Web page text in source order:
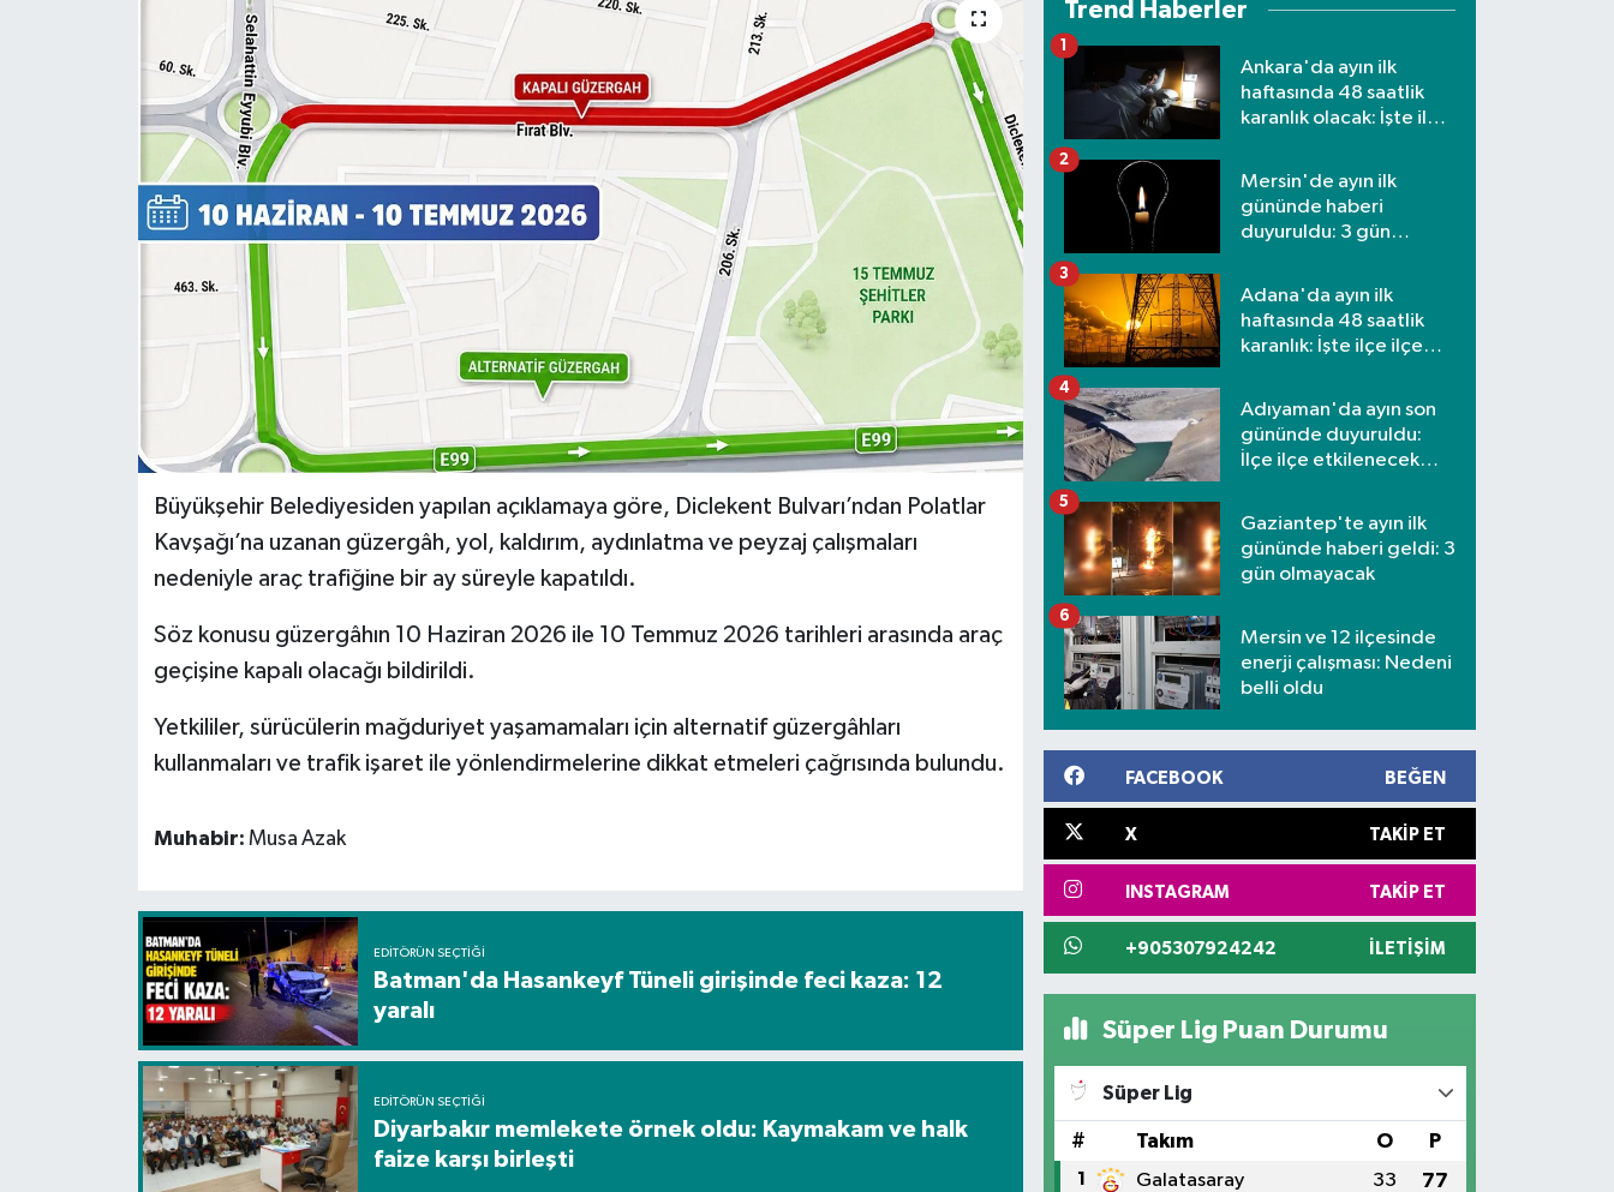
Büyükşehir Belediyesiden yapılan açıklamaya göre, Diclekent Bulvarı’ndan Polatlar
Kavşağı’na uzanan güzergâh, yol, kaldırım, aydınlatma ve peyzaj çalışmaları
nedeniyle araç trafiğine bir ay süreyle kapatıldı.
Söz konusu güzergâhın 10 Haziran 2026 ile 10 Temmuz 2026 tarihleri arasında araç
geçişine kapalı olacağı bildirildi.
Yetkililer, sürücülerin mağduriyet yaşamamaları için alternatif güzergâhları
kullanmaları ve trafik işaret ile yönlendirmelerine dikkat etmeleri çağrısında bulundu.
Muhabir: Musa Azak
EDITÖRÜN SEÇTIĞI
Batman'da Hasankeyf Tüneli girişinde feci kaza: 12
yaralı
EDITÖRÜN SEÇTIĞI
Diyarbakır memlekete örnek oldu: Kaymakam ve halk
faize karşı birleşti
Trend Haberler
Ankara'da ayın ilk
haftasında 48 saatlik
karanlık olacak: İşte ilçe
1
Mersin'de ayın ilk
gününde haberi
duyuruldu: 3 gün
2
Adana'da ayın ilk
haftasında 48 saatlik
karanlık: İşte ilçe ilçe
3
Adıyaman'da ayın son
gününde duyuruldu:
İlçe ilçe etkilenecek
4
Gaziantep'te ayın ilk
gününde haberi geldi: 3
gün olmayacak
5
Mersin ve 12 ilçesinde
enerji çalışması: Nedeni
belli oldu
6
FACEBOOK BEĞEN
X TAKIP ET
INSTAGRAM TAKIP ET
+905307924242 İLETIŞIM
Süper Lig Puan Durumu
Süper Lig
# Takım O P
1 Galatasaray 33 77
İlim & İrfan
Kültür & Sanat
Sağlık & Yaşam